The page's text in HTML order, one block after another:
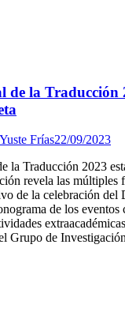
de la Traducción
Frías22/09/2023
la Traducción 2023
revela las múltiples
de la celebración del
de los eventos
Grupo de